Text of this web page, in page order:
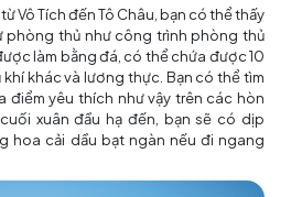
Vô Tích đến Tô Châu, bạn có thể thấy
phòng thủ như công trình phòng thủ
làm bằng đá, có thể chứa được 10
khác và lương thực. Bạn có thể tìm
điểm yêu thích như vậy trên các hòn
xuân đầu hạ đến, bạn sẽ có dịp
hoa cải dầu bạt ngàn nếu đi ngang